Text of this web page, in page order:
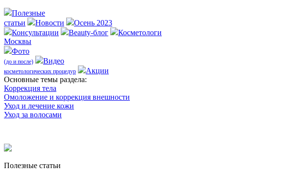
Полезные
статьи
Новости
Осень 2023
Консультации
Beauty-блог
Косметологи
Москвы
Фото
(до и после) Видео
косметологических процедур
Акции
Оcновные темы раздела:
Коррекция тела
Омоложение и коррекция внешности
Уход и лечение кожи
Уход за волосами
Полезные статьи